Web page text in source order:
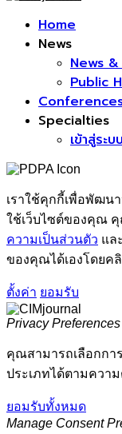
Home
News
News
Public
Specialties
เข้าสู่ระบ
เราใช้คุกกี้เพื่อพัฒน
ใช้เว็บไซต์ของคุณ
ความเป็นส่วนตัว แล
ของคุณได้เองโดยค
ตั้งค่า ยอมรับ
Privacy Preferences
คุณสามารถเลือกกา
ประเภทได้ตามควา
ยอมรับทั้งหมด
Manage Consent